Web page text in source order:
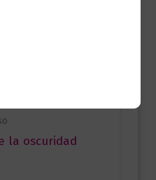
la oscuridad